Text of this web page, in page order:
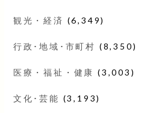
観光・経済 (6,349)
行政･地域･市町村 (8,350)
医療・福祉・健康 (3,003)
文化･芸能 (3,193)